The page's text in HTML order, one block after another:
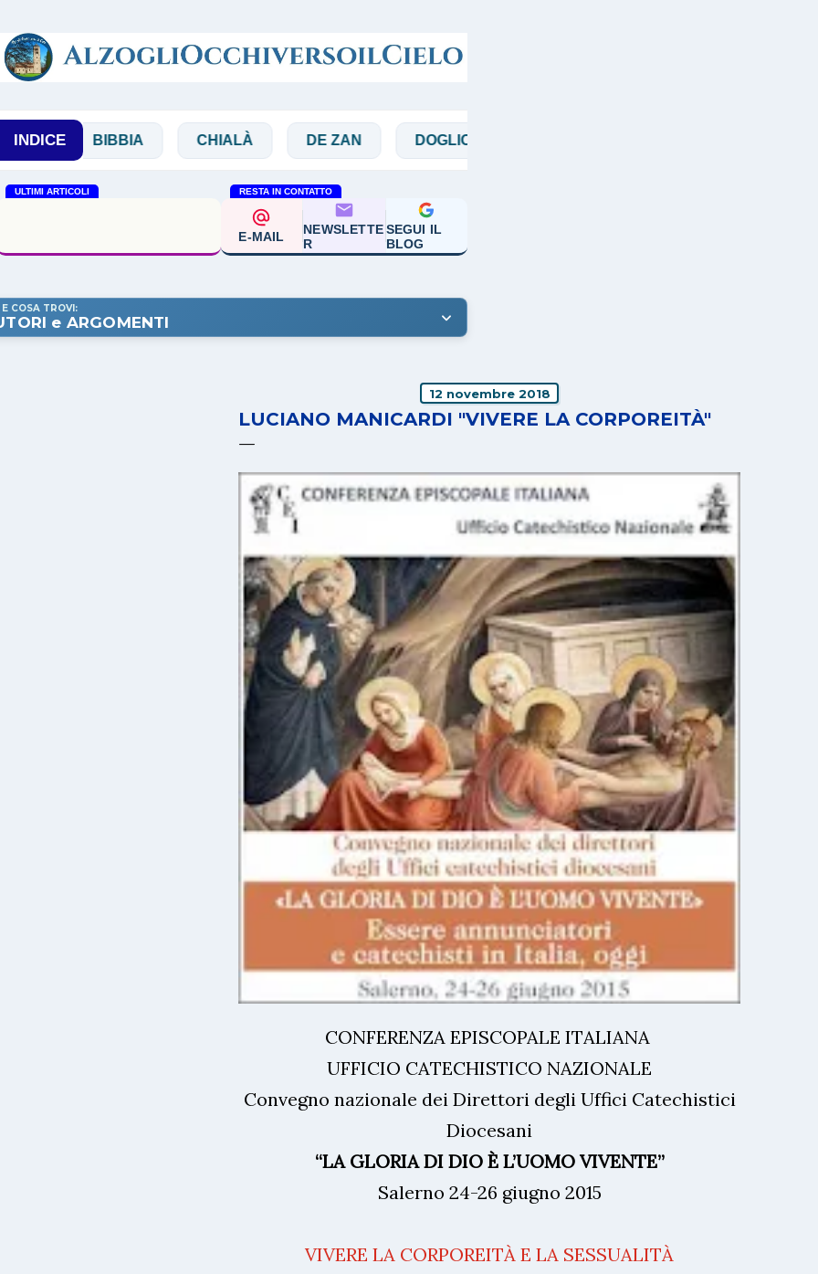
INDICE
BIBBIA CHIALÀ DE ZAN DOGLIO MAGGI
ULTIMI ARTICOLI RESTA IN CONTATTO
E-MAIL
NEWSLETTE
R
SEGUI IL
BLOG
E COSA TROVI:
e ARGOMENTI
12 novembre 2018
LUCIANO MANICARDI "VIVERE LA CORPOREITÀ"
CONFERENZA EPISCOPALE ITALIANA
UFFICIO CATECHISTICO NAZIONALE
Convegno nazionale dei Direttori degli Uffici Catechistici
Diocesani
“LA GLORIA DI DIO È L’UOMO VIVENTE”
Salerno 24-26 giugno 2015
VIVERE LA CORPOREITÀ E LA SESSUALITÀ